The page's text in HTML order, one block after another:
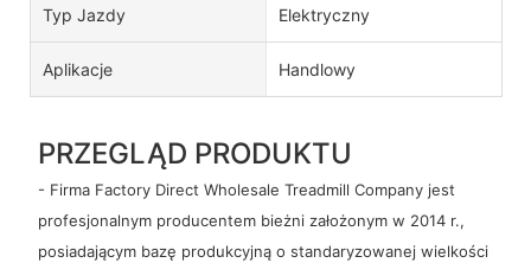
Typ Jazdy Elektryczny
Aplikacje Handlowy
PRZEGLĄD PRODUKTU
- Firma Factory Direct Wholesale Treadmill Company jest
profesjonalnym producentem bieżni założonym w 2014 r.,
posiadającym bazę produkcyjną o standaryzowanej wielkości